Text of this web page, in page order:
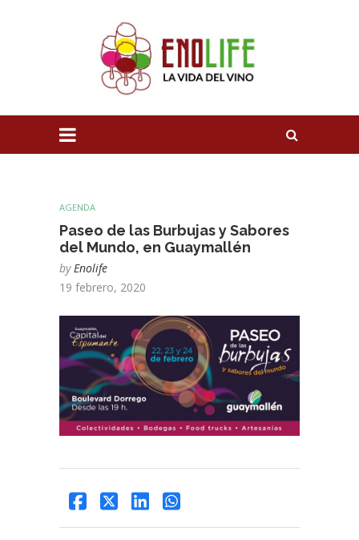
AGENDA
Paseo de las Burbujas y Sabores
del Mundo, en Guaymallén
by Enolife
19 febrero, 2020